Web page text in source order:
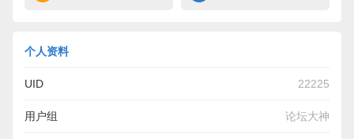
个人资料
UID 22225
用户组 论坛大神